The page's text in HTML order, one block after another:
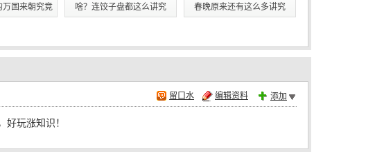
万国来朝究竟
场？
啥？连饺子盘都这么讲究
春晚原来还有这么多讲究
添加
编辑资料
留口水
玩涨知识！